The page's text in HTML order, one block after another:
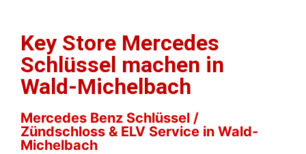
Key Store Mercedes
Schlüssel machen in
Wald-Michelbach
Mercedes Benz Schlüssel /
Zündschloss & ELV Service in Wald-
Michelbach